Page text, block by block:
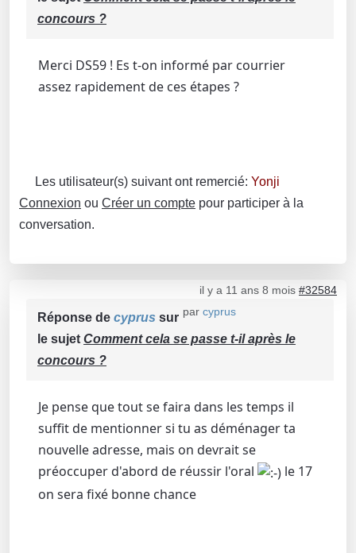
concours ?
Merci DS59 ! Es t-on informé par courrier
assez rapidement de ces étapes ?
Les utilisateur(s) suivant ont remercié: Yonji
Connexion ou Créer un compte pour participer à la
conversation.
il y a 11 ans 8 mois #32584
par cyprus
Réponse de cyprus sur
le sujet Comment cela se passe t-il après le
concours ?
Je pense que tout se faira dans les temps il
suffit de mentionner si tu as déménager ta
nouvelle adresse, mais on devrait se
préoccuper d'abord de réussir l'oral
le 17
on sera fixé bonne chance